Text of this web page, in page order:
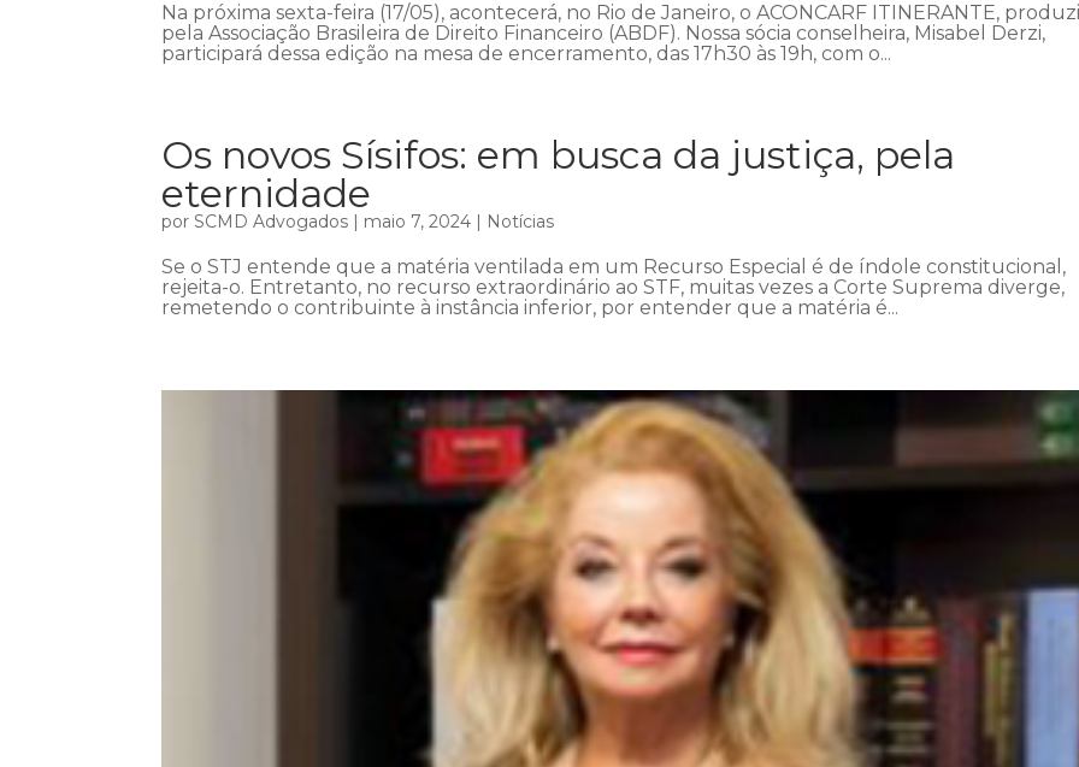
Na próxima sexta-feira (17/05), acontecerá, no Rio de Janeiro, o ACONCARF ITINERANTE,
pela Associação Brasileira de Direito Financeiro (ABDF). Nossa sócia conselheira, Misabel Derzi,
participará dessa edição na mesa de encerramento, das 17h30 às 19h, com o...
Os novos Sísifos: em busca da justiça, pela
eternidade
porSCMD Advogados | maio 7, 2024 | Notícias
Se o STJ entende que a matéria ventilada em um Recurso Especial é de índole constitucional,
rejeita-o. Entretanto, no recurso extraordinário ao STF, muitas vezes a Corte Suprema diverge,
remetendo o contribuinte à instância inferior, por entender que a matéria é...